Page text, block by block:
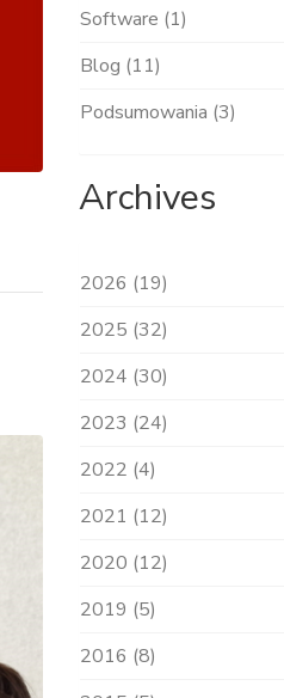
Software (1)
Blog (11)
Podsumowania (3)
Archives
2026 (19)
2025 (32)
2024 (30)
2023 (24)
2022 (4)
2021 (12)
2020 (12)
2019 (5)
2016 (8)